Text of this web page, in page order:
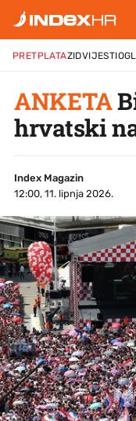
PRETPLATAZIDVIJESTI
ANKETA
hrvatski
Index Magazin
12:00, 11. lipnja 2026.